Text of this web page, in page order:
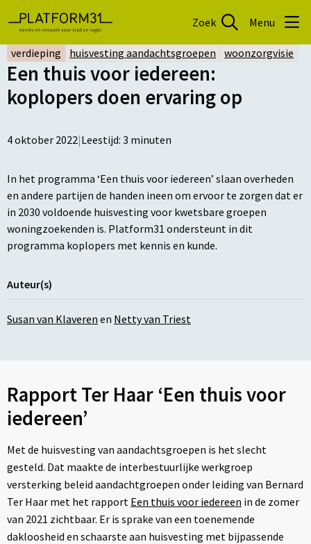
Zoek Menu
verdieping huisvesting aandachtsgroepen woonzorgvisie
Een thuis voor iedereen:
koplopers doen ervaring op
4 oktober 2022|Leestijd: 3 minuten
In het programma ‘Een thuis voor iedereen’ slaan overheden
en andere partijen de handen ineen om ervoor te zorgen dat er
in 2030 voldoende huisvesting voor kwetsbare groepen
woningzoekenden is. Platform31 ondersteunt in dit
programma koplopers met kennis en kunde.
Auteur(s)
Susan van Klaveren en Netty van Triest
Rapport Ter Haar ‘Een thuis voor
iedereen’
Met de huisvesting van aandachtsgroepen is het slecht
gesteld. Dat maakte de interbestuurlijke werkgroep
versterking beleid aandachtgroepen onder leiding van Bernard
Ter Haar met het rapport Een thuis voor iedereen in de zomer
van 2021 zichtbaar. Er is sprake van een toenemende
dakloosheid en schaarste aan huisvesting met bijpassende